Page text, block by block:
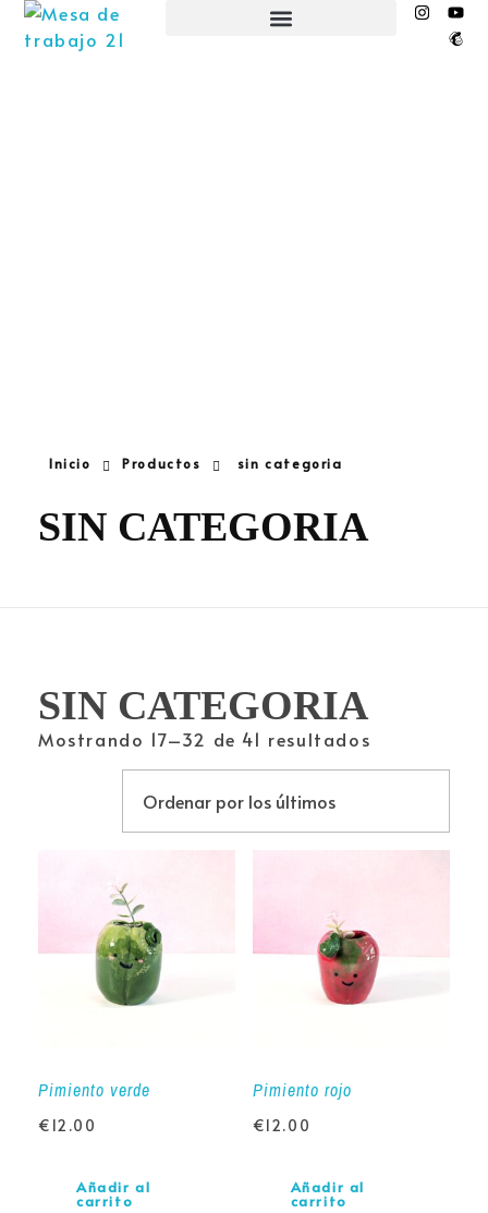
Inicio Productos sin categoria
SIN CATEGORIA
SIN CATEGORIA
Mostrando 17–32 de 41 resultados
Pimiento verde
€ 12.00
Añadir al
carrito
Pimiento rojo
€12.00
Añadir al
carrito